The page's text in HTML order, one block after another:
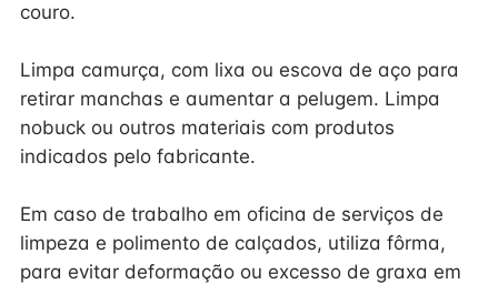
couro.
Limpa camurça, com lixa ou escova de aço para
retirar manchas e aumentar a pelugem. Limpa
nobuck ou outros materiais com produtos
indicados pelo fabricante.
Em caso de trabalho em oficina de serviços de
limpeza e polimento de calçados, utiliza fôrma,
para evitar deformação ou excesso de graxa em